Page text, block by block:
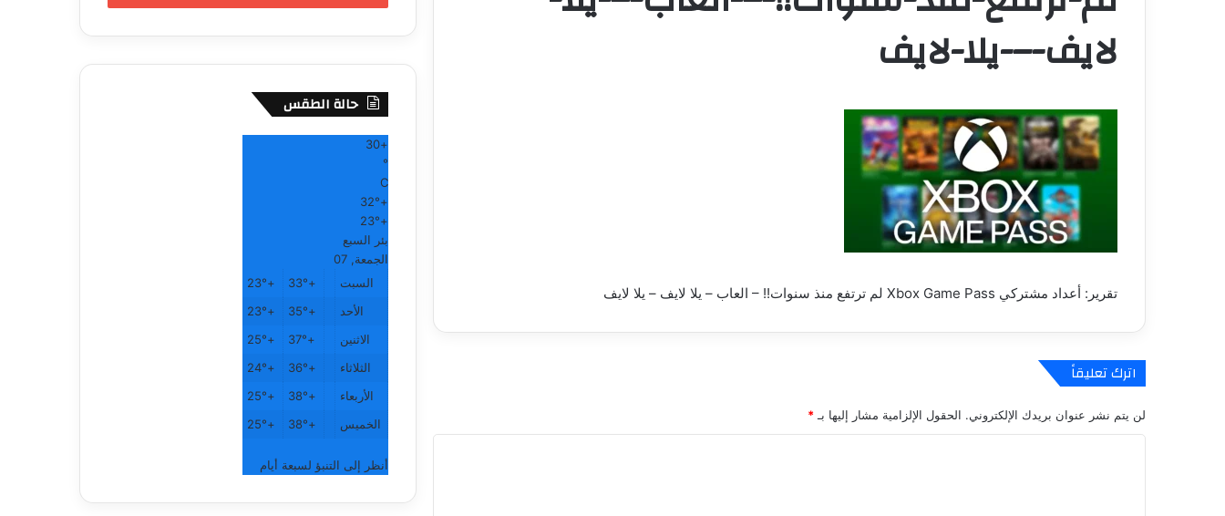
لايف-–-يلا-لايف
تقرير: أعداد مشتركي Xbox Game Pass لم ترتفع منذ سنوات!! – العاب – يلا لايف – يلا لايف
اترك تعليقاً
لن يتم نشر عنوان بريدك الإلكتروني. الحقول الإلزامية مشار إليها بـ *
حالة الطقس
+
30
°
C
+
32°
+
23°
بئر السبع
الجمعة, 07
السبت
+
33°
+
23°
الأحد
+
35°
+
23°
الاثنين
+
37°
+
25°
الثلاثاء
+
36°
+
24°
الأربعاء
+
38°
+
25°
الخميس
+
38°
+
25°
أنظر إلى التنبؤ لسبعة أيام